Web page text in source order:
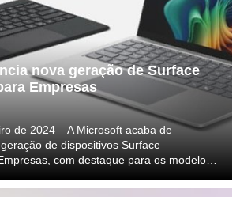
nova geração de Surface
Empresas
de 2024 – A Microsoft acaba de
de dispositivos Surface
com destaque para os modelos
processadores Intel® Core™ Ul...